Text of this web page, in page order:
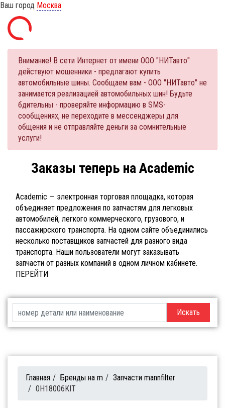
Ваш город Москва
Внимание! В сети Интернет от имени ООО "НИТавто"
действуют мошенники - предлагают купить
автомобильные шины. Сообщаем вам - ООО "НИТавто" не
занимается реализацией автомобильных шин! Будьте
бдительны - проверяйте информацию в SMS-
сообщениях, не переходите в мессенджеры для
общения и не отправляйте деньги за сомнительные
услуги!
Заказы теперь на Academic
Academic — электронная торговая площадка, которая
объединяет предложения по запчастям для легковых
автомобилей, легкого коммерческого, грузового, и
пассажирского транспорта. На одном сайте объединились
несколько поставщиков запчастей для разного вида
транспорта. Наши пользователи могут заказывать
запчасти от разных компаний в одном личном кабинете.
ПЕРЕЙТИ
Искать
Главная / Бренды на m / Запчасти mannfilter
/ 0H18006KIT